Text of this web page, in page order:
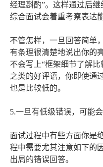
经理斟酌”。这样通过后
综合面试会着重考察表达
不管怎样，一旦回答简单
有条理很清楚地说出你的
不会写上“框架细节了解
之类的好评语，你即使通
也是比较低的。
5.一旦有低级错误，可能
面试过程中有些方面你是
程中需要尤其注意如下的
出局的错误回答。